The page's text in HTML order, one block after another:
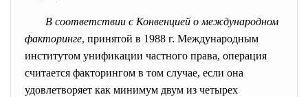
В соответствии с Конвенцией о международном
факторинге, принятой в 1988 г. Международным
институтом унификации частного права, операция
считается факторингом в том случае, если она
удовлетворяет как минимум двум из четырех